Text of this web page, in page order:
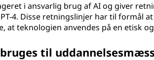
i ansvarlig brug af AI og giver
4. Disse retningslinjer har til formål
at teknologien anvendes på en etisk
bruges til